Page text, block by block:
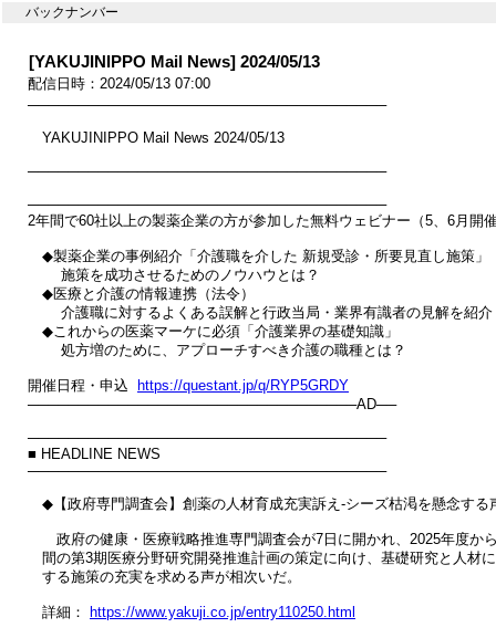
バックナンバー
[YAKUJINIPPO Mail News] 2024/05/13
配信日時：2024/05/13 07:00
────────────────────────────────────
YAKUJINIPPO Mail News 2024/05/13
────────────────────────────────────
────────────────────────────────────
2年間で60社以上の製薬企業の方が参加した無料ウェビナー（5、6月開
◆製薬企業の事例紹介「介護職を介した 新規受診・所要見直し施策」
施策を成功させるためのノウハウとは？
◆医療と介護の情報連携（法令）
介護職に対するよくある誤解と行政当局・業界有識者の見解を紹介
◆これからの医薬マーケに必須「介護業界の基礎知識」
処方増のために、アプローチすべき介護の職種とは？
開催日程・申込
https://questant.jp/q/RYP5GRDY
─────────────────────────────────AD──
────────────────────────────────────
■ HEADLINE NEWS
────────────────────────────────────
◆【政府専門調査会】創薬の人材育成充実訴え‐シーズ枯渇を懸念する
政府の健康・医療戦略推進専門調査会が7日に開かれ、2025年度か
間の第3期医療分野研究開発推進計画の策定に向け、基礎研究と人材
する施策の充実を求める声が相次いだ。
詳細： https://www.yakuji.co.jp/entry110250.html